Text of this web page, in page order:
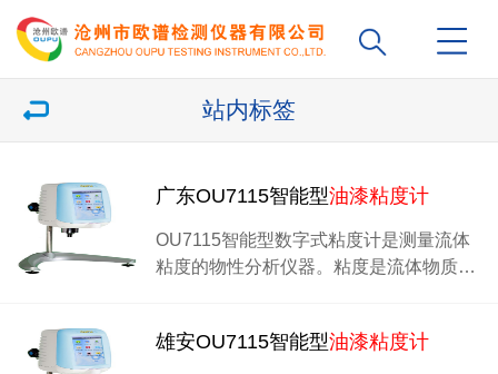
站内标签
广东OU7115智能型油漆粘度计
OU7115智能型数字式粘度计是测量流体
粘度的物性分析仪器。粘度是流体物质…
雄安OU7115智能型油漆粘度计